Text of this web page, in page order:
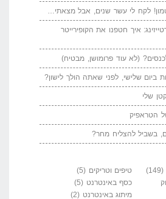
שנים, אבל מצאתי…
את הקופירייטר
מבטיח)
שאתה הולך לישון?
מחר?
(5)
(2)